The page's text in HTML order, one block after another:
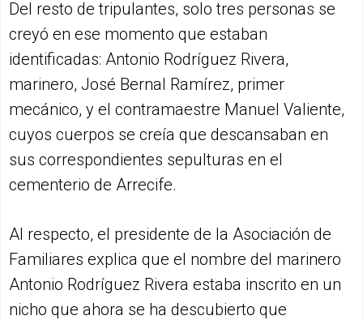
Del resto de tripulantes, solo tres personas se
creyó en ese momento que estaban
identificadas: Antonio Rodríguez Rivera,
marinero, José Bernal Ramírez, primer
mecánico, y el contramaestre Manuel Valiente,
cuyos cuerpos se creía que descansaban en
sus correspondientes sepulturas en el
cementerio de Arrecife.
Al respecto, el presidente de la Asociación de
Familiares explica que el nombre del marinero
Antonio Rodríguez Rivera estaba inscrito en un
nicho que ahora se ha descubierto que